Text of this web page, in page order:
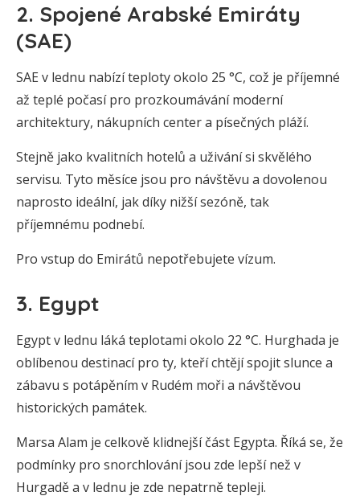
2. Spojené Arabské Emiráty
(SAE)
SAE v lednu nabízí teploty okolo 25 °C, což je příjemné
až teplé počasí pro prozkoumávání moderní
architektury, nákupních center a písečných pláží.
Stejně jako kvalitních hotelů a uživání si skvělého
servisu. Tyto měsíce jsou pro návštěvu a dovolenou
naprosto ideální, jak díky nižší sezóně, tak
příjemnému podnebí.
Pro vstup do Emirátů nepotřebujete vízum.
3. Egypt
Egypt v lednu láká teplotami okolo 22 °C. Hurghada je
oblíbenou destinací pro ty, kteří chtějí spojit slunce a
zábavu s potápěním v Rudém moři a návštěvou
historických památek.
Marsa Alam je celkově klidnejší část Egypta. Říká se, že
podmínky pro snorchlování jsou zde lepší než v
Hurgadě a v lednu je zde nepatrně tepleji.